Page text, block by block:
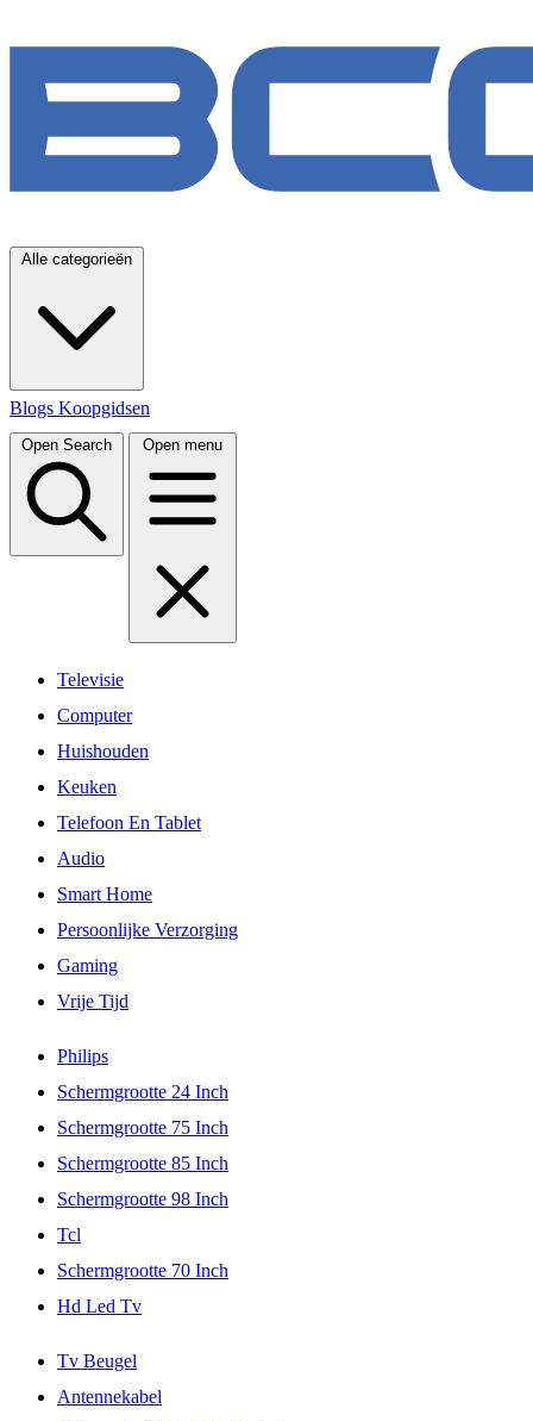
Alle categorieën
Blogs Koopgidsen
Open Search Open menu
Televisie
Computer
Huishouden
Keuken
Telefoon En Tablet
Audio
Smart Home
Persoonlijke Verzorging
Gaming
Vrije Tijd
Philips
Schermgrootte 24 Inch
Schermgrootte 75 Inch
Schermgrootte 85 Inch
Schermgrootte 98 Inch
Tcl
Schermgrootte 70 Inch
Hd Led Tv
Tv Beugel
Antennekabel